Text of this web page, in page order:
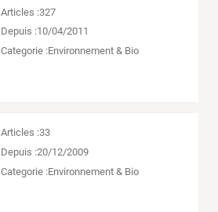
Articles :327
Depuis :10/04/2011
Categorie :Environnement & Bio
Articles :33
Depuis :20/12/2009
Categorie :Environnement & Bio